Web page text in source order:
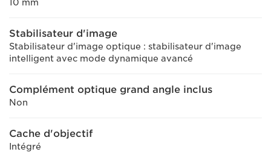
10 mm
Stabilisateur d'image
Stabilisateur d'image optique : stabilisateur d'image
intelligent avec mode dynamique avancé
Complément optique grand angle inclus
Non
Cache d'objectif
Intégré